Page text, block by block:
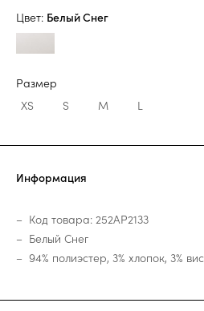
Цвет: Белый Снег
Размер
XS
S M L
Информация
Код товара: 252AP2133
Белый Снег
94% полиэстер, 3% хлопок, 3%